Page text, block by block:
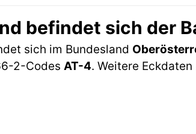
befindet sich der
sich im Bundesland
2-Codes AT-4. Weitere